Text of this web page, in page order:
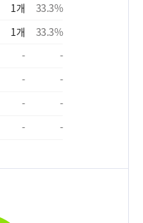
1개 33.3%
1개 33.3%
-
-
-
-
-
-
- -